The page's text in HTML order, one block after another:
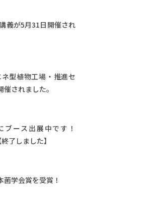
義が5月31日開催され
型植物工場・推進セ
されました。
ブース出展中です！
了しました】
学会賞を受賞！